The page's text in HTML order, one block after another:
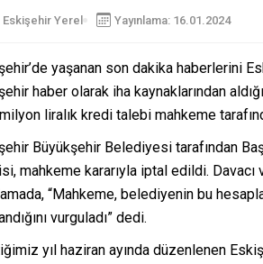
Eskişehir Yerel Yayınlama: 16.01.2024
yaşanan son dakika haberlerini
haber olarak iha kaynaklarından
liralık kredi talebi mahkeme
Büyükşehir Belediyesi tarafından
mahkeme kararıyla iptal edildi. Davacı
“Mahkeme, belediyenin bu
vurguladı” dedi.
yıl haziran ayında düzenlenen